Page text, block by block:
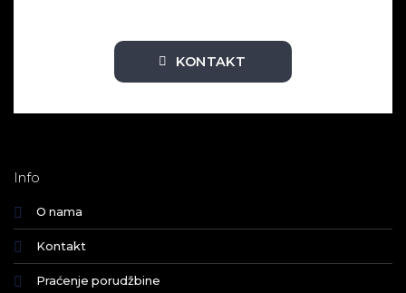
KONTAKT
Info
O nama
Kontakt
Praćenje porudžbine